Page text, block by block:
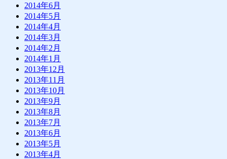
2014年6月
2014年5月
2014年4月
2014年3月
2014年2月
2014年1月
2013年12月
2013年11月
2013年10月
2013年9月
2013年8月
2013年7月
2013年6月
2013年5月
2013年4月